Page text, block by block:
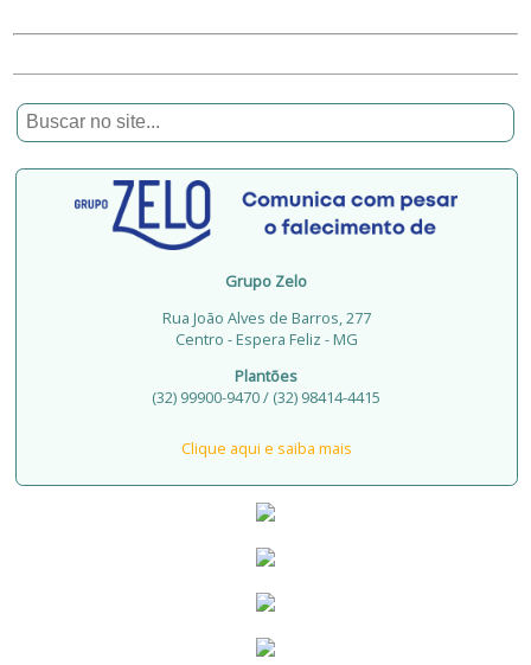
Grupo Zelo
Rua João Alves de Barros, 277
Centro - Espera Feliz - MG
Plantões
(32) 99900-9470 / (32) 98414-4415
Clique aqui e saiba mais